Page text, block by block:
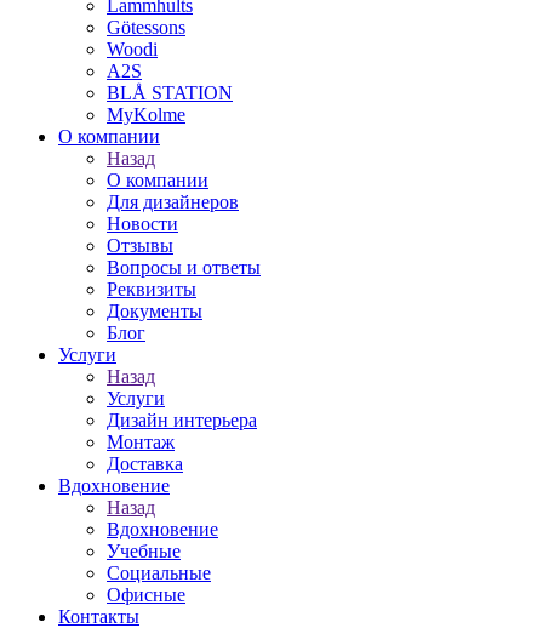
Lammhults
Götessons
Woodi
A2S
BLÅ STATION
MyKolme
О компании
Назад
О компании
Для дизайнеров
Новости
Отзывы
Вопросы и ответы
Реквизиты
Документы
Блог
Услуги
Назад
Услуги
Дизайн интерьера
Монтаж
Доставка
Вдохновение
Назад
Вдохновение
Учебные
Социальные
Офисные
Контакты